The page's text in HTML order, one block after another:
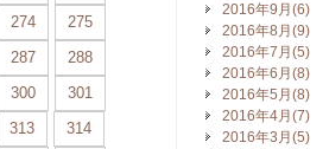
274
275
287
288
300
301
313
314
2016年9月(6)
2016年8月(9)
2016年7月(5)
2016年6月(8)
2016年5月(8)
2016年4月(7)
2016年3月(5)